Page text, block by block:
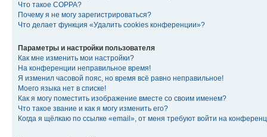
Что такое COPPA?
Почему я не могу зарегистрироваться?
Что делает функция «Удалить cookies конференции»?
Параметры и настройки пользователя
Как мне изменить мои настройки?
На конференции неправильное время!
Я изменил часовой пояс, но время всё равно неправильное!
Моего языка нет в списке!
Как я могу поместить изображение вместе со своим именем?
Что такое звание и как я могу изменить его?
Когда я щёлкаю по ссылке «email», от меня требуют войти на